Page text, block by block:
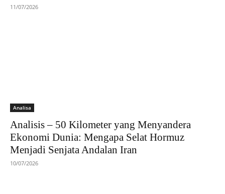
11/07/2026
Analisa
Analisis – 50 Kilometer yang Menyandera
Ekonomi Dunia: Mengapa Selat Hormuz
Menjadi Senjata Andalan Iran
10/07/2026